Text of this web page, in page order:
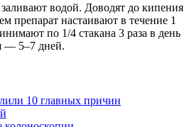
водой. Доводят до кипения
препарат настаивают в течение 1
по 1/4 стакана 3 раза в день
— 5–7 дней.
10 главных причин